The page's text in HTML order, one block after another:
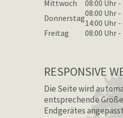
Mittwoch
08:00 Uhr
Donnerstag08:00 Uhr -
14:00 Uhr
Freitag
08:00 Uhr
RESPONSIVE
Die Seite wird
entsprechende
Endgerätes